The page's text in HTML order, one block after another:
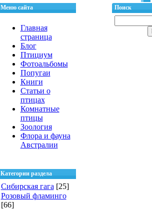
Меню сайта
Главная
страница
Блог
Птициум
Фотоальбомы
Попугаи
Книги
Статьи о
птицах
Комнатные
птицы
Зоология
Флора и фауна
Австралии
Категории раздела
Сибирская гага [25]
Розовый фламинго
[66]
Поиск